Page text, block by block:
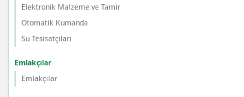
Elektronik Malzeme ve Tamir
Otomatik Kumanda
Su Tesisatçıları
Emlakçılar
Emlakçılar